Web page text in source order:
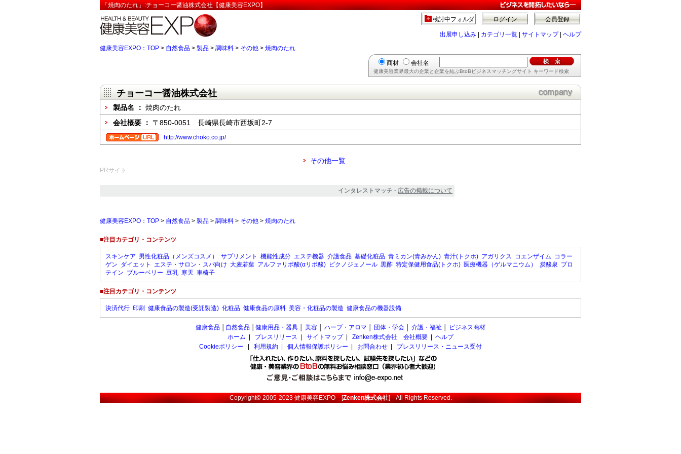
「焼肉のたれ」:チョーコー醤油株式会社【健康美容EXPO】
会員登録
ログイン
検討中フォルダ
出展申し込み カテゴリ一覧 サイトマップ| ヘルプ
健康美容EXPO：TOP > 自然食品 > 製品 > 調味料 > その他 > 焼肉のたれ
商材 会社名
健康美容業界最大の企業と企業を結ぶBtoBビジネスマッチングサイト キーワード検索
チョーコー醤油株式会社
製品名 ： 焼肉のたれ
会社概要 ： 〒850-0051 長崎県長崎市西坂町2-7
http://www.choko.co.jp/
その他一覧
PRサイト
インタレストマッチ - 広告の掲載について
健康美容EXPO：TOP > 自然食品 > 製品 > 調味料 > その他 > 焼肉のたれ
■注目カテゴリ・コンテンツ
スキンケア 男性化粧品（メンズコスメ） サプリメント 機能性成分 エステ機器 介護食品 基礎化粧品 青ミカン(青みかん) 青汁(トクホ) アガリクス コエンザイム コラー
ゲン ダイエット エステ・サロン・スパ向け 大麦若葉 アルファリポ酸(αリポ酸) ピクノジェノール 黒酢 特定保健用食品(トクホ) 医療機器（ゲルマニウム） 炭酸泉 プロ
テイン ブルーベリー 豆乳 寒天 車椅子
■注目カテゴリ・コンテンツ
決済代行 印刷 健康食品の製造(受託製造) 化粧品 健康食品の原料 美容・化粧品の製造 健康食品の機器設備
健康食品 自然食品 健康用品・器具 美容 ハーブ・アロマ 団体・学会 介護・福祉
ビジネス商材
ホーム
プレスリリース サイトマップ| Zenken株式会社 会社概要
ヘルプ
Cookieポリシー
利用規約 個人情報保護ポリシー お問合わせ プレスリリース・ニュース受付
Copyright© 2005-2023健康美容EXPO[Zenken株式会社] All Rights Reserved.